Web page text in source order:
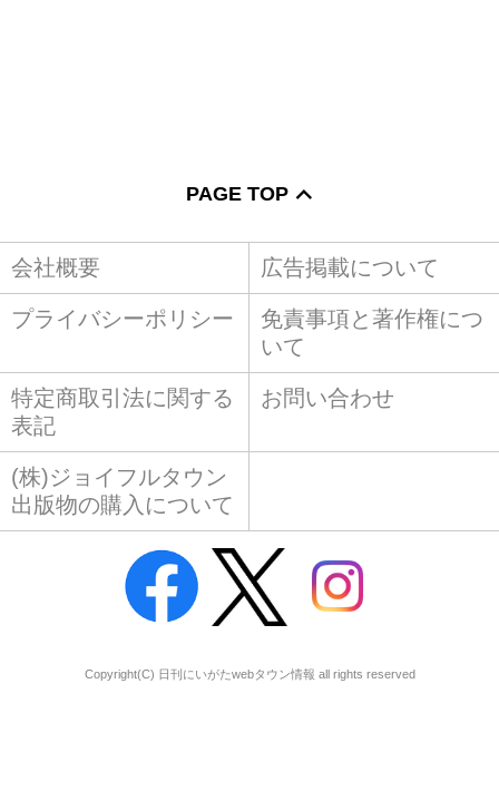
PAGE TOP
会社概要 広告掲載について
プライバシーポリシー
免責事項と著作権につ
いて
特定商取引法に関する
表記
お問い合わせ
(株)ジョイフルタウン
出版物の購入について
Copyright(C) 日刊にいがたwebタウン情報 all rights reserved